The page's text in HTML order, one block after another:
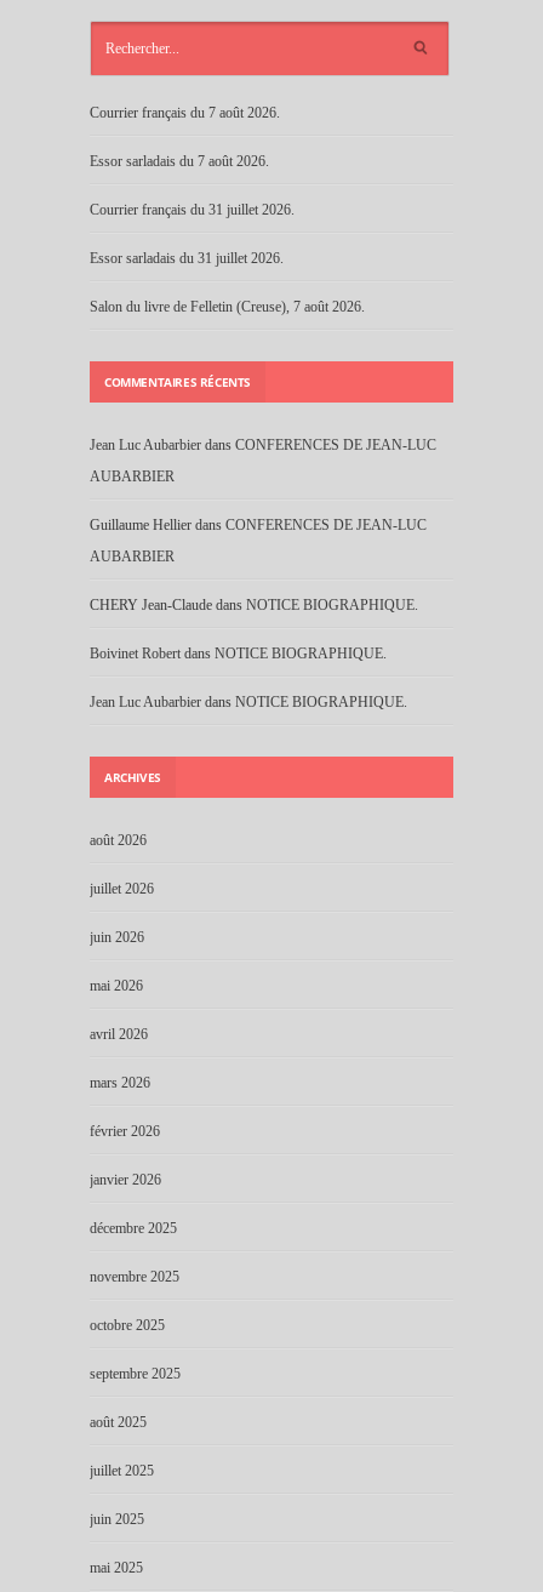
Courrier français du 7 août 2026.
Essor sarladais du 7 août 2026.
Courrier français du 31 juillet 2026.
Essor sarladais du 31 juillet 2026.
Salon du livre de Felletin (Creuse), 7 août 2026.
COMMENTAIRES RÉCENTS
Jean Luc Aubarbier dans CONFERENCES DE JEAN-LUC
AUBARBIER
Guillaume Hellier dans CONFERENCES DE JEAN-LUC
AUBARBIER
CHERY Jean-Claude dans NOTICE BIOGRAPHIQUE.
Boivinet Robert dans NOTICE BIOGRAPHIQUE.
Jean Luc Aubarbier dans NOTICE BIOGRAPHIQUE.
ARCHIVES
août 2026
juillet 2026
juin 2026
mai 2026
avril 2026
mars 2026
février 2026
janvier 2026
décembre 2025
novembre 2025
octobre 2025
septembre 2025
août 2025
juillet 2025
juin 2025
mai 2025